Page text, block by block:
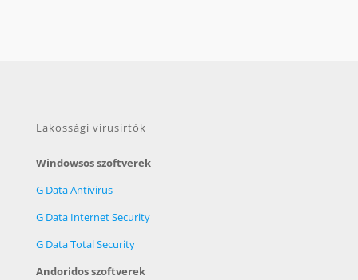
Lakossági vírusirtók
Windowsos szoftverek
G Data Antivirus
G Data Internet Security
G Data Total Security
Andoridos szoftverek